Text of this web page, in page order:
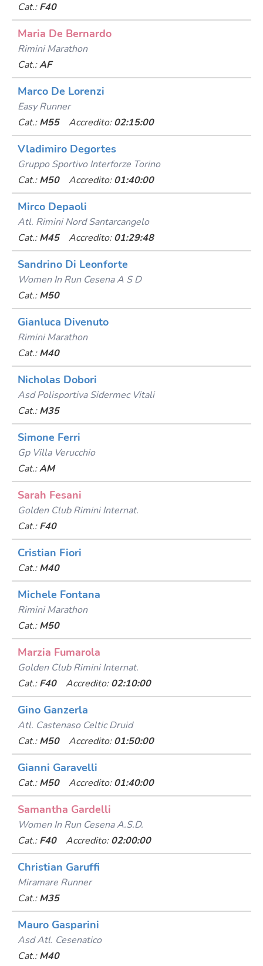
Cat.: F40
Maria De Bernardo
Rimini Marathon
Cat.:AF
Marco De Lorenzi
Easy Runner
Cat.: M55 Accredito: 02:15:00
Vladimiro Degortes
Gruppo Sportivo Interforze Torino
Cat.: M50 Accredito: 01:40:00
Mirco Depaoli
Atl. Rimini Nord Santarcangelo
Cat.: M45 Accredito: 01:29:48
Sandrino Di Leonforte
Women In Run Cesena A S D
Cat.: M50
Gianluca Divenuto
Rimini Marathon
Cat.: M40
Nicholas Dobori
Asd Polisportiva Sidermec Vitali
Cat.: M35
Simone Ferri
Gp Villa Verucchio
Cat.:AM
Sarah Fesani
Golden Club Rimini Internat.
Cat.: F40
Cristian Fiori
Cat.: M40
Michele Fontana
Rimini Marathon
Cat.: M50
Marzia Fumarola
Golden Club Rimini Internat.
Cat.: F40 Accredito: 02:10:00
Gino Ganzerla
Atl. Castenaso Celtic Druid
Cat.: M50 Accredito: 01:50:00
Gianni Garavelli
Cat.: M50 Accredito: 01:40:00
Samantha Gardelli
Women In Run Cesena A.s.d.
Cat.: F40 Accredito: 02:00:00
Christian Garuffi
Miramare Runner
Cat.: M35
Mauro Gasparini
Asd Atl. Cesenatico
Cat.: M40